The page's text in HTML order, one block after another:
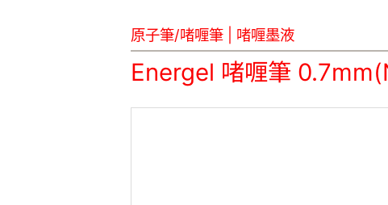
原子筆/啫喱筆 啫喱墨液
Energel 啫喱筆